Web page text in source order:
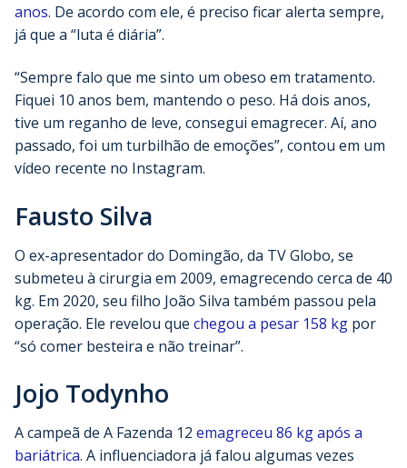
anos. De acordo com ele, é preciso ficar alerta sempre,
já que a “luta é diária”.
“Sempre falo que me sinto um obeso em tratamento.
Fiquei 10 anos bem, mantendo o peso. Há dois anos,
tive um reganho de leve, consegui emagrecer. Aí, ano
passado, foi um turbilhão de emoções”, contou em um
vídeo recente no Instagram.
Fausto Silva
O ex-apresentador do Domingão, da TV Globo, se
submeteu à cirurgia em 2009, emagrecendo cerca de 40
kg. Em 2020, seu filho João Silva também passou pela
operação. Ele revelou que chegou a pesar 158 kg por
“só comer besteira e não treinar”.
Jojo Todynho
A campeã de A Fazenda 12 emagreceu 86 kg após a
bariátrica. A influenciadora já falou algumas vezes